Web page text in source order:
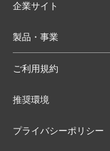
企業サイト
製品・事業
ご利用規約
推奨環境
プライバシーポリシー